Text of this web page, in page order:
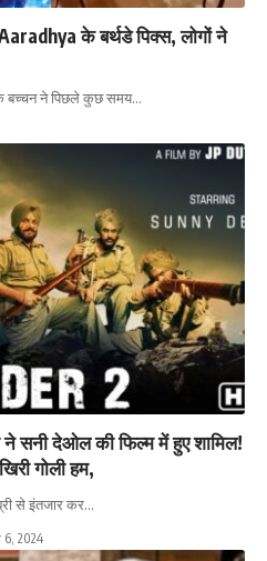
के बर्थडे पिक्स, लोगों ने
बच्चन ने पिछले कुछ समय…
ने सनी देओल की फिल्म में हुए शामिल!
गोली हम,
से इंतजार कर…
6, 2024